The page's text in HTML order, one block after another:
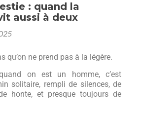
: quand la
aussi à deux
qu’on ne prend pas à la légère.
on est un homme, c’est
solitaire, rempli de silences, de
honte, et presque toujours de